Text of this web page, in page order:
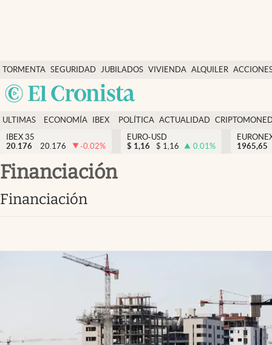
TORMENTA SEGURIDAD
SOCIAL
JUBILADOS VIVIENDA ALQUILER
USA
Economía y finanzas
Política
Actualidad
Criptomonedas
España
ULTIMAS
NOTICIAS
ECONOMÍA
FINANZAS
IBEX
EURO
POLÍTICA ACTUALIDAD
IBEX 35
20.176
20.176 -0.02%
EURO-USD
$ 1,16 $ 1,16 0.01%
1965,65
Financiación
Financiación